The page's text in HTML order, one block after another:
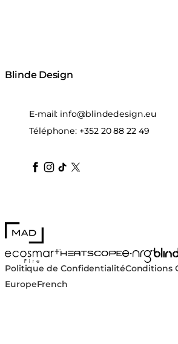
Blinde Design
E-mail: info@blindedesign.eu
Téléphone: +352 20 88 22 49
blindedesign
blindedesign
blindedesign
blinde-design
blindedesign
MAD Design
EcoSmart FireHEATSCOPE® Heaters
e-NRG
Politique de ConfidentialitéConditions
EuropeFrench